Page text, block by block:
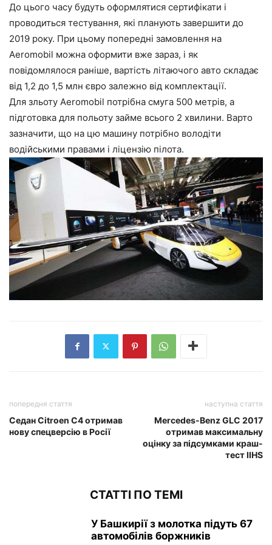
До цього часу будуть оформлятися сертифікати і
проводиться тестування, які планують завершити до
2019 року. При цьому попередні замовлення на
Aeromobil можна оформити вже зараз, і як
повідомлялося раніше, вартість літаючого авто складає
від 1,2 до 1,5 млн євро залежно від комплектації.
Для зльоту Aeromobil потрібна смуга 500 метрів, а
підготовка для польоту займе всього 2 хвилини. Варто
зазначити, що на цю машину потрібно володіти
водійськими правами і ліцензію пілота.
попередня стаття
Седан Citroen C4 отримав
нову спецверсію в Росії
наступна стаття
Mercedes-Benz GLC 2017
отримав максимальну
оцінку за підсумками краш-
тест IIHS
СТАТТІ ПО ТЕМІ
У Башкирії з молотка підуть 67
автомобілів боржників